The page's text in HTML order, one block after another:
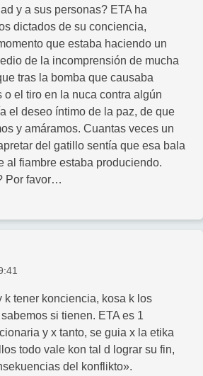
y a sus personas? ETA ha
dictados de su conciencia,
que estaba haciendo un
de la incomprensión de mucha
tras la bomba que causaba
o el tiro en la nuca contra algún
el deseo íntimo de la paz, de que
y amáramos. Cuantas veces un
del gatillo sentía que esa bala
al fiambre estaba produciendo.
Por favor…
k tener konciencia, kosa k los
si tienen. ETA es 1
y x tanto, se guia x la etika
todo vale kon tal d lograr su fin,
del konflikto».